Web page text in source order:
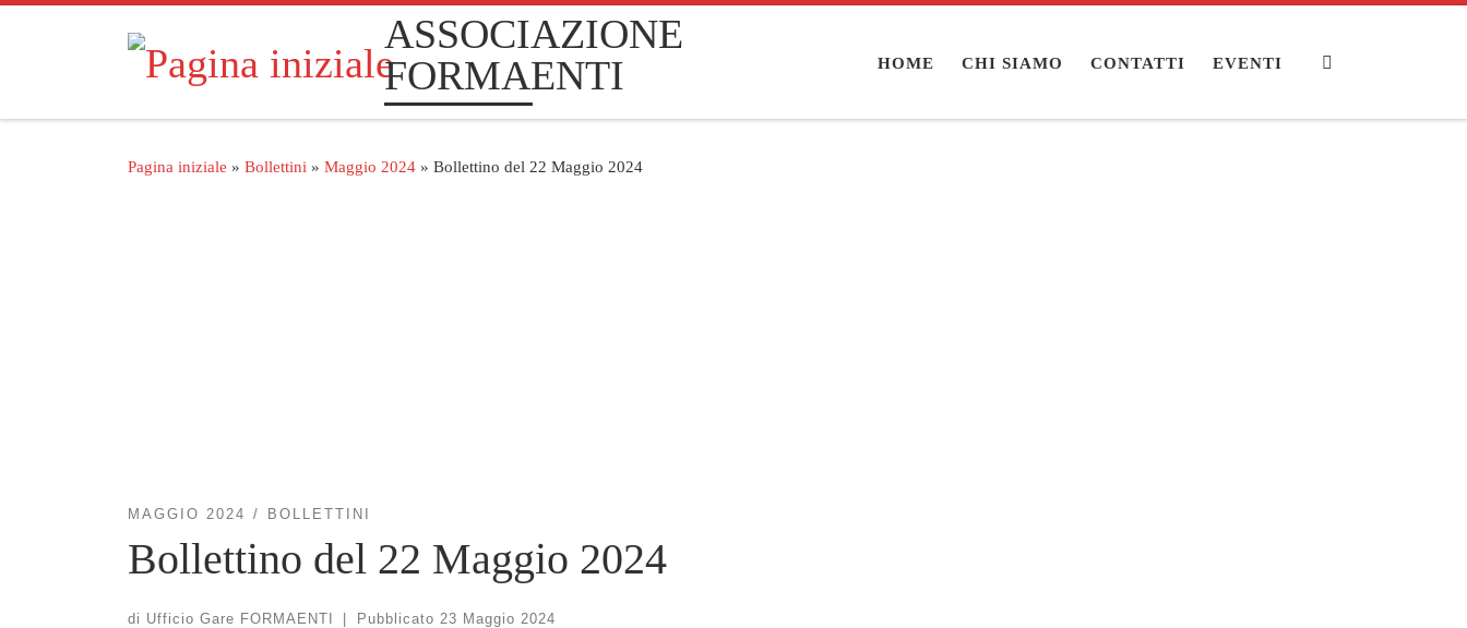
Passa al contenuto
ASSOCIAZIONE
FORMAENTI
HOME CHI SIAMO CONTATTI EVENTI
Pagina iniziale » Bollettini » Maggio 2024 » Bollettino del 22 Maggio 2024
MAGGIO 2024 BOLLETTINI
Bollettino del 22 Maggio 2024
di Ufficio Gare FORMAENTI Pubblicato 23 Maggio 2024